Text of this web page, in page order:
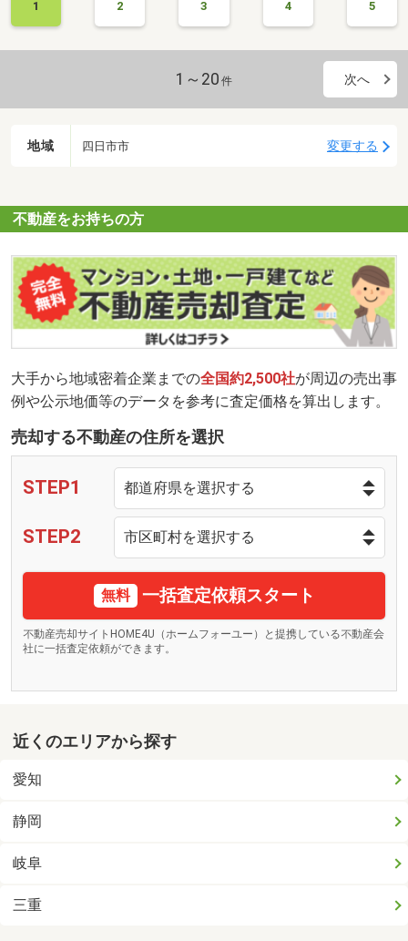
1 2 3 4 5
1～20 件 次へ
地域 四日市市 変更する
不動産をお持ちの方
大手から地域密着企業までの全国約2,500社が周辺の売出事
例や公示地価等のデータを参考に査定価格を算出します。
売却する不動産の住所を選択
STEP1
STEP2
無料 一括査定依頼スタート
不動産売却サイトHOME4U（ホームフォーユー）と提携している不動産会
社に一括査定依頼ができます。
近くのエリアから探す
愛知
静岡
岐阜
三重